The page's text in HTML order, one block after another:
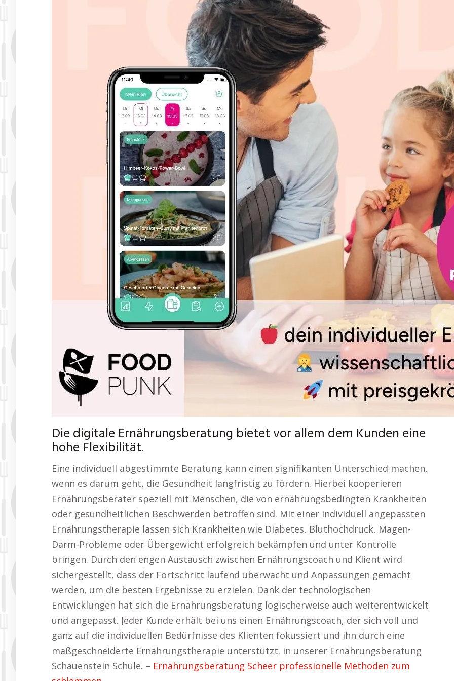
Die digitale Ernährungsberatung bietet vor allem dem Kunden eine
hohe Flexibilität.
Eine individuell abgestimmte Beratung kann einen signifikanten Unterschied machen,
wenn es darum geht, die Gesundheit langfristig zu fördern. Hierbei kooperieren
Ernährungsberater speziell mit Menschen, die von ernährungsbedingten Krankheiten
oder gesundheitlichen Beschwerden betroffen sind. Mit einer individuell angepassten
Ernährungstherapie lassen sich Krankheiten wie Diabetes, Bluthochdruck, Magen-
Darm-Probleme oder Übergewicht erfolgreich bekämpfen und unter Kontrolle
bringen. Durch den engen Austausch zwischen Ernährungscoach und Klient wird
sichergestellt, dass der Fortschritt laufend überwacht und Anpassungen gemacht
werden, um die besten Ergebnisse zu erzielen. Dank der technologischen
Entwicklungen hat sich die Ernährungsberatung logischerweise auch weiterentwickelt
und angepasst. Jeder Kunde erhält bei uns einen Ernährungscoach, der sich voll und
ganz auf die individuellen Bedürfnisse des Klienten fokussiert und ihn durch eine
maßgeschneiderte Ernährungstherapie unterstützt. in unserer Ernährungsberatung
Schauenstein Schule. – Ernährungsberatung Scheer professionelle Methoden zum